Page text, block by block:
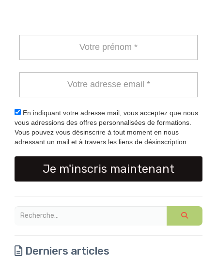
En indiquant votre adresse mail, vous acceptez que nous
vous adressions des offres personnalisées de formations.
Vous pouvez vous désinscrire à tout moment en nous
adressant un mail et à travers les liens de désinscription.
Je m'inscris maintenant
Derniers articles